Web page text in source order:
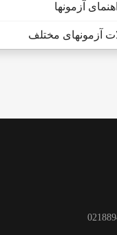
آزمونها
آزمونهای مختلف